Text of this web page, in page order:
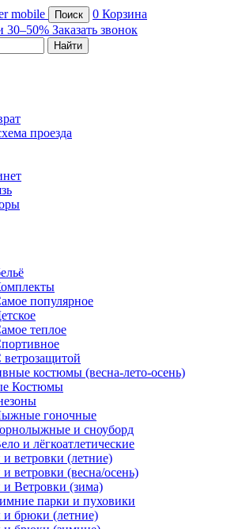
mobile Поиск 0 Корзина
30–50% Заказать звонок
проезда
популярное
теплое
ветрозащитой
костюмы (весна-лето-осень)
Костюмы
гоночные
и сноуборд
и лёгкоатлетические
ветровки (летние)
ветровки (весна/осень)
и Ветровки (зима)
парки и пуховики
брюки (летние)